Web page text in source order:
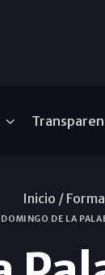
Inicio /
DE LA